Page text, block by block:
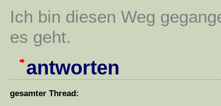
Ich bin diesen Weg
es geht.
antworten
gesamter Thread: